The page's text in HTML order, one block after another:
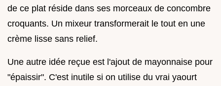
de ce plat réside dans ses morceaux de concombre
croquants. Un mixeur transformerait le tout en une
crème lisse sans relief.
Une autre idée reçue est l'ajout de mayonnaise pour
"épaissir". C'est inutile si on utilise du vrai yaourt